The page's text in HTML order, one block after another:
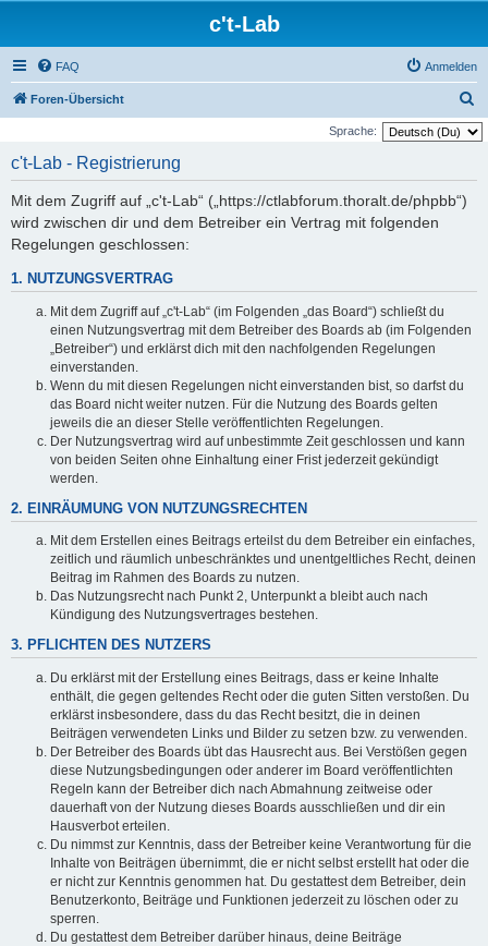
c't-Lab
FAQ Anmelden
Foren-Übersicht
u
Sprache:
c't-Lab - Registrierung
Mit dem Zugriff auf „c't-Lab“ („https://ctlabforum.thoralt.de/phpbb“)
wird zwischen dir und dem Betreiber ein Vertrag mit folgenden
Regelungen geschlossen:
1. NUTZUNGSVERTRAG
Mit dem Zugriff auf „c't-Lab“ (im Folgenden „das Board“) schließt du
einen Nutzungsvertrag mit dem Betreiber des Boards ab (im Folgenden
„Betreiber“) und erklärst dich mit den nachfolgenden Regelungen
einverstanden.
Wenn du mit diesen Regelungen nicht einverstanden bist, so darfst du
das Board nicht weiter nutzen. Für die Nutzung des Boards gelten
jeweils die an dieser Stelle veröffentlichten Regelungen.
Der Nutzungsvertrag wird auf unbestimmte Zeit geschlossen und kann
von beiden Seiten ohne Einhaltung einer Frist jederzeit gekündigt
werden.
2. EINRÄUMUNG VON NUTZUNGSRECHTEN
Mit dem Erstellen eines Beitrags erteilst du dem Betreiber ein einfaches,
zeitlich und räumlich unbeschränktes und unentgeltliches Recht, deinen
Beitrag im Rahmen des Boards zu nutzen.
Das Nutzungsrecht nach Punkt 2, Unterpunkt a bleibt auch nach
Kündigung des Nutzungsvertrages bestehen.
3. PFLICHTEN DES NUTZERS
Du erklärst mit der Erstellung eines Beitrags, dass er keine Inhalte
enthält, die gegen geltendes Recht oder die guten Sitten verstoßen. Du
erklärst insbesondere, dass du das Recht besitzt, die in deinen
Beiträgen verwendeten Links und Bilder zu setzen bzw. zu verwenden.
Der Betreiber des Boards übt das Hausrecht aus. Bei Verstößen gegen
diese Nutzungsbedingungen oder anderer im Board veröffentlichten
Regeln kann der Betreiber dich nach Abmahnung zeitweise oder
dauerhaft von der Nutzung dieses Boards ausschließen und dir ein
Hausverbot erteilen.
Du nimmst zur Kenntnis, dass der Betreiber keine Verantwortung für die
Inhalte von Beiträgen übernimmt, die er nicht selbst erstellt hat oder die
er nicht zur Kenntnis genommen hat. Du gestattest dem Betreiber, dein
Benutzerkonto, Beiträge und Funktionen jederzeit zu löschen oder zu
sperren.
Du gestattest dem Betreiber darüber hinaus, deine Beiträge